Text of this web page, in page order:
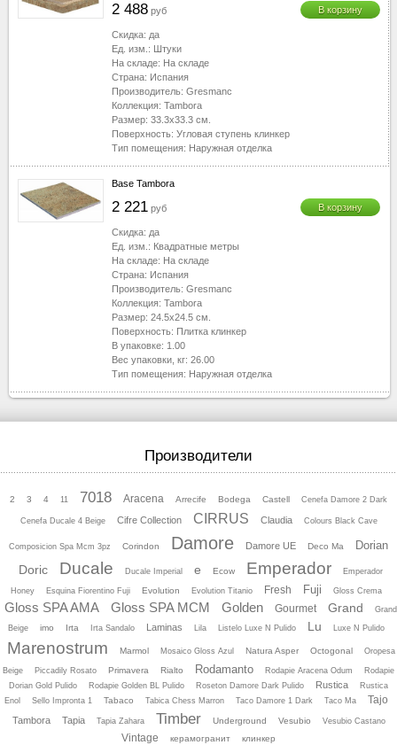
2 488 руб В корзину
Скидка: да
Ед. изм.: Штуки
На складе: На складе
Страна: Испания
Производитель: Gresmanc
Коллекция: Tambora
Размер: 33.3x33.3 см.
Поверхность: Угловая ступень клинкер
Тип помещения: Наружная отделка
Base Tambora
2 221 руб В корзину
Скидка: да
Ед. изм.: Квадратные метры
На складе: На складе
Страна: Испания
Производитель: Gresmanc
Коллекция: Tambora
Размер: 24.5x24.5 см.
Поверхность: Плитка клинкер
В упаковке: 1.00
Вес упаковки, кг: 26.00
Тип помещения: Наружная отделка
Производители
2 3 4 11 7018 Aracena Arrecife Bodega Castell Cenefa Damore 2 Dark
Cenefa Ducale 4 Beige Cifre Collection CIRRUS Claudia Colours Black Cave
Composicion Spa Mcm 3pz Corindon Damore Damore UE Deco Ma Dorian
Doric Ducale Ducale Imperial e Ecow Emperador Emperador
Honey Esquina Fiorentino Fuji Evolution Evolution Titanio Fresh Fuji Gloss Crema
Gloss SPA AMA Gloss SPA MCM Golden Gourmet Grand Grand
Beige imo Irta Irta Sandalo Laminas Lila Listelo Luхe N Pulido Lu Luхe N Pulido
Marenostrum Marmol Mosaico Gloss Azul Natura Asper Octogonal Oropesa
Beige Piccadily Rosato Primavera Rialto Rodamanto Rodapie Aracena Odum
Rodapie
Dorian Gold Pulido
Rodapie Golden BL Pulido Roseton Damore Dark Pulido Rustica
Rustica
Enol
Sello Impronta 1 Tabaco Tabica Chess Marron Taco Damore 1 Dark Taco Ma Tajo
Tambora Tapia Tapia Zahara Timber Underground Vesubio Vesubio Castano
Vintage керамогранит клинкер